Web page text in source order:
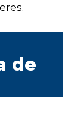
de